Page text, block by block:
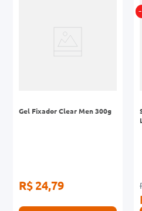
Gel Fixador Clear Men 300g
R$ 24,79